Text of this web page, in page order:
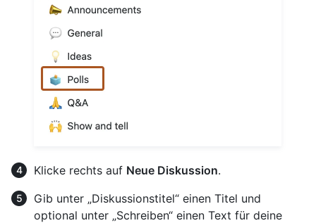
Klicke rechts auf Neue Diskussion.
Gib unter „Diskussionstitel“ einen Titel und
optional unter „Schreiben“ einen Text für deine